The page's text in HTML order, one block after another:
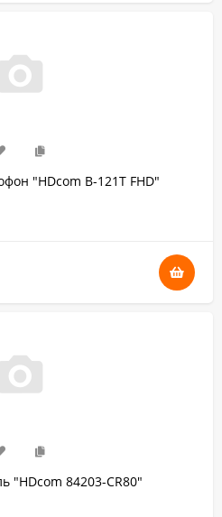
"HDcom B-121T FHD"
"HDcom 84203-CR80"